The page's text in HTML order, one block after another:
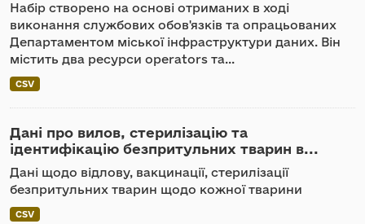
Набір створено на основі отриманих в ході
виконання службових обов'язків та опрацьованих
Департаментом міської інфраструктури даних. Він
містить два ресурси operators та...
CSV
Дані про вилов, стерилізацію та
ідентифікацію безпритульних тварин в...
Дані щодо відлову, вакцинації, стерилізації
безпритульних тварин щодо кожної тварини
CSV